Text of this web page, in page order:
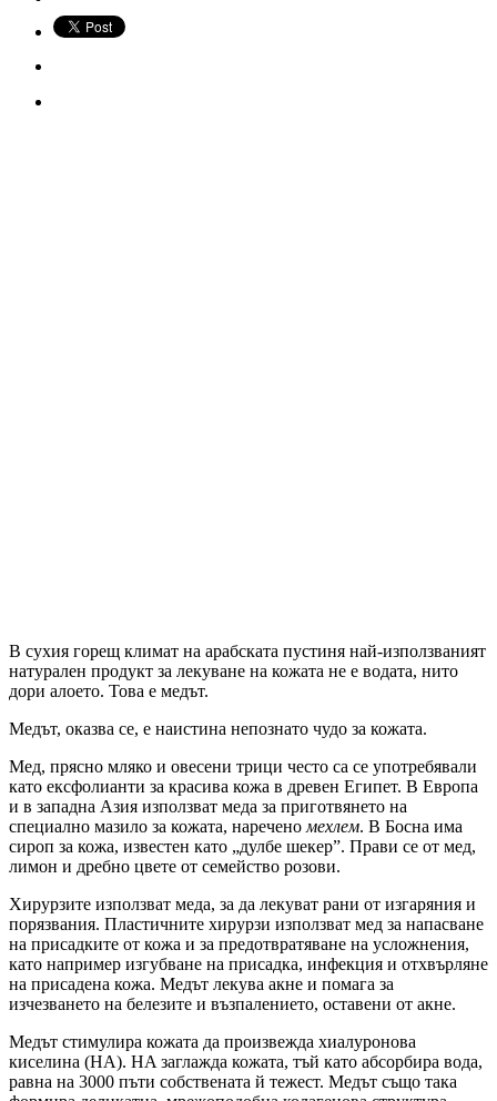
В сухия горещ климат на арабската пустиня най-използваният
натурален продукт за лекуване на кожата не е водата, нито
дори алоето. Това е медът.
Медът, оказва се, е наистина непознато чудо за кожата.
Мед, прясно мляко и овесени трици често са се употребявали
като ексфолианти за красива кожа в древен Египет. В Европа
и в западна Азия използват меда за приготвянето на
специално мазило за кожата, наречено мехлем. В Босна има
сироп за кожа, известен като „дулбе шекер”. Прави се от мед,
лимон и дребно цвете от семейство розови.
Хирурзите използват меда, за да лекуват рани от изгаряния и
порязвания. Пластичните хирурзи използват мед за напасване
на присадките от кожа и за предотвратяване на усложнения,
като например изгубване на присадка, инфекция и отхвърляне
на присадена кожа. Медът лекува акне и помага за
изчезването на белезите и възпалението, оставени от акне.
Медът стимулира кожата да произвежда хиалуронова
киселина (HA). HA заглажда кожата, тъй като абсорбира вода,
равна на 3000 пъти собствената й тежест. Медът също така